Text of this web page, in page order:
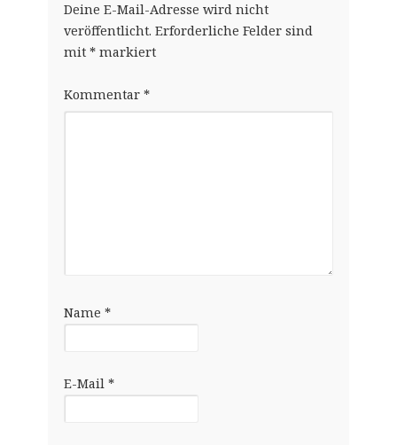
Deine E-Mail-Adresse wird nicht
veröffentlicht. Erforderliche Felder sind
mit *markiert
Kommentar *
Name *
E-Mail *